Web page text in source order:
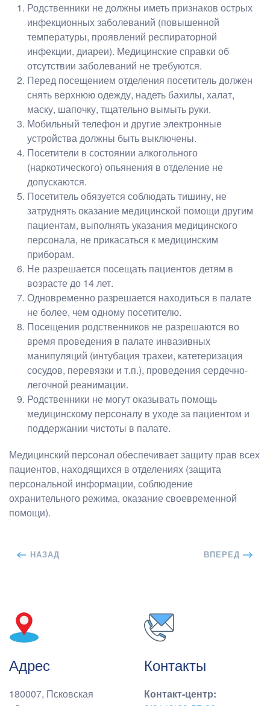
Родственники не должны иметь признаков острых
инфекционных заболеваний (повышенной
температуры, проявлений респираторной
инфекции, диареи). Медицинские справки об
отсутствии заболеваний не требуются.
Перед посещением отделения посетитель должен
снять верхнюю одежду, надеть бахилы, халат,
маску, шапочку, тщательно вымыть руки.
Мобильный телефон и другие электронные
устройства должны быть выключены.
Посетители в состоянии алкогольного
(наркотического) опьянения в отделение не
допускаются.
Посетитель обязуется соблюдать тишину, не
затруднять оказание медицинской помощи другим
пациентам, выполнять указания медицинского
персонала, не прикасаться к медицинским
приборам.
Не разрешается посещать пациентов детям в
возрасте до 14 лет.
Одновременно разрешается находиться в палате
не более, чем одному посетителю.
Посещения родственников не разрешаются во
время проведения в палате инвазивных
манипуляций (интубация трахеи, катетеризация
сосудов, перевязки и т.п.), проведения сердечно-
легочной реанимации.
Родственники не могут оказывать помощь
медицинскому персоналу в уходе за пациентом и
поддержании чистоты в палате.
Медицинский персонал обеспечивает защиту прав всех
пациентов, находящихся в отделениях (защита
персональной информации, соблюдение
охранительного режима, оказание своевременной
помощи).
НАЗАД ВПЕРЕД
Адрес
180007, Псковская
Контакты
Контакт-центр: